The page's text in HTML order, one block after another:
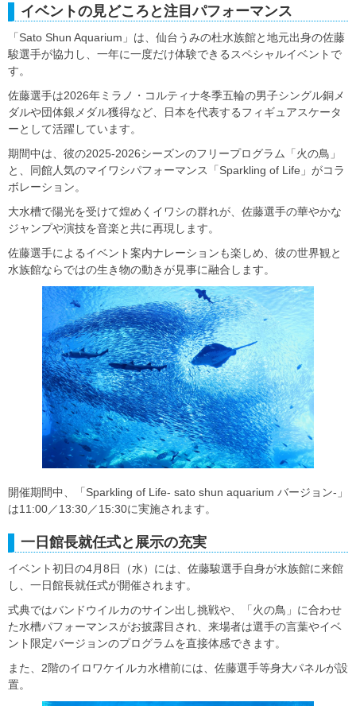
イベントの見どころと注目パフォーマンス
「Sato Shun Aquarium」は、仙台うみの杜水族館と地元出身の佐藤
駿選手が協力し、一年に一度だけ体験できるスペシャルイベントで
す。
佐藤選手は2026年ミラノ・コルティナ冬季五輪の男子シングル銅メ
ダルや団体銀メダル獲得など、日本を代表するフィギュアスケータ
ーとして活躍しています。
期間中は、彼の2025-2026シーズンのフリープログラム「火の鳥」
と、同館人気のマイワシパフォーマンス「Sparkling of Life」がコラ
ボレーション。
大水槽で陽光を受けて煌めくイワシの群れが、佐藤選手の華やかな
ジャンプや演技を音楽と共に再現します。
佐藤選手によるイベント案内ナレーションも楽しめ、彼の世界観と
水族館ならではの生き物の動きが見事に融合します。
開催期間中、「Sparkling of Life- sato shun aquarium バージョン‐」
は11:00／13:30／15:30に実施されます。
一日館長就任式と展示の充実
イベント初日の4月8日（水）には、佐藤駿選手自身が水族館に来館
し、一日館長就任式が開催されます。
式典ではバンドウイルカのサイン出し挑戦や、「火の鳥」に合わせ
た水槽パフォーマンスがお披露目され、来場者は選手の言葉やイベ
ント限定バージョンのプログラムを直接体感できます。
また、2階のイロワケイルカ水槽前には、佐藤選手等身大パネルが設
置。